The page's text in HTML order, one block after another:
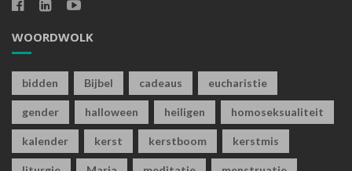
WOORDWOLK
bidden Bijbel cadeaus eucharistie
gender halloween heiligen homoseksualiteit
kalender kerst kerstboom kerstmis